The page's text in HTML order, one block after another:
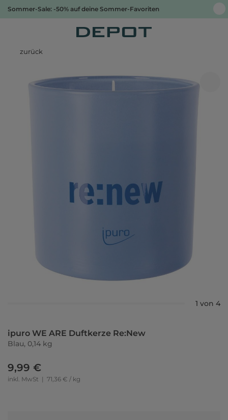
Sommer-Sale: -50% auf deine Sommer-Favoriten
zurück
1 von 4
ipuro WE ARE Duftkerze Re:New
Blau, 0,14 kg
9,99 €
inkl. MwSt | 71,36 € / kg